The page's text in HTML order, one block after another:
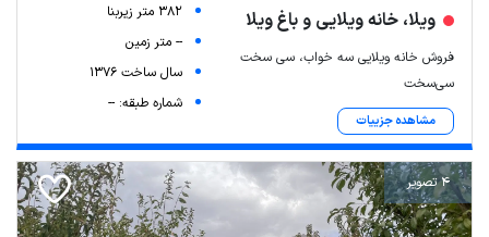
ویلا، خانه ویلایی و باغ ویلا
فروش خانه ویلایی سه خواب، سی سخت
سی‌سخت
مشاهده جزییات
382 متر زیربنا
-- متر زمین
سال ساخت 1376
شماره طبقه: --
4 تصویر